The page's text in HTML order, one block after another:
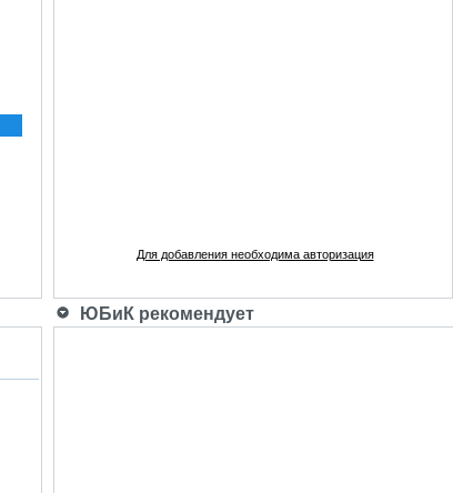
Для добавления необходима авторизация
ЮБиК рекомендует